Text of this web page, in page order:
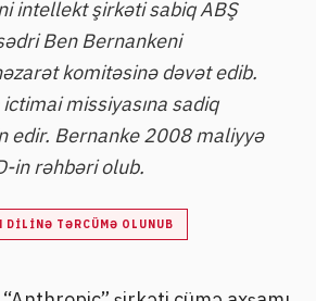
intellekt şirkəti sabiq ABŞ
Ben Bernankeni
komitəsinə dəvət edib.
missiyasına sadiq
edir. Bernanke 2008 maliyyə
in rəhbəri olub.
DILINƏ TƏRCÜMƏ OLUNUB